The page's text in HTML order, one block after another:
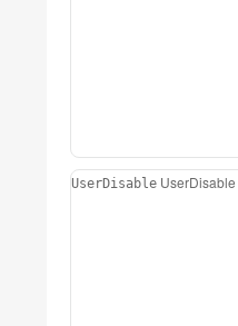
UserDisable UserDisable